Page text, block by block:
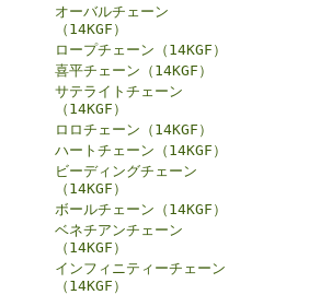
オーバルチェーン
（14KGF）
ロープチェーン（14KGF）
喜平チェーン（14KGF）
サテライトチェーン
（14KGF）
ロロチェーン（14KGF）
ハートチェーン（14KGF）
ビーディングチェーン
（14KGF）
ボールチェーン（14KGF）
ベネチアンチェーン
（14KGF）
インフィニティーチェーン
（14KGF）